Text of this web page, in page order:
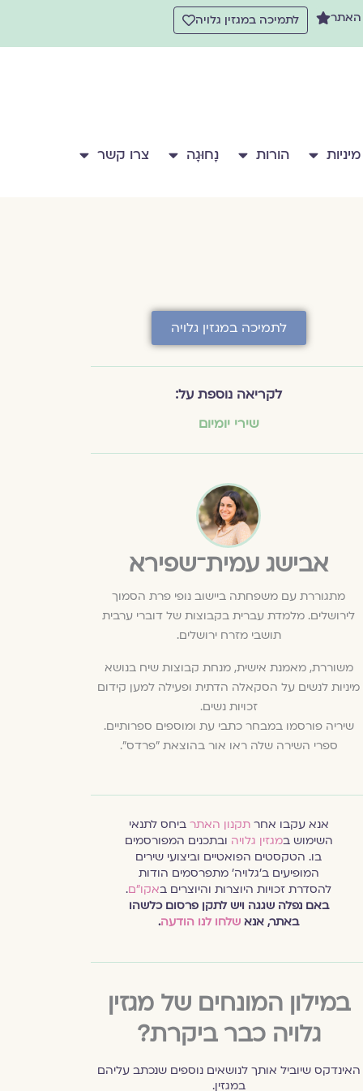
האתר לתמיכה במגזין גלויה
מיניות הורות נָחוּגָה צרו קשר
לתמיכה במגזין גלויה
לקריאה נוספת על:
שירי יומיום
אבישג עמית־שפירא
מתגוררת עם משפחתה ביישוב נופי פרת הסמוך
לירושלים. מלמדת עברית בקבוצות של דוברי ערבית
תושבי מזרח ירושלים.
משוררת, מאמנת אישית, מנחת קבוצות שיח בנושא
מיניות לנשים על הסקאלה הדתית ופעילה למען קידום
זכויות נשים.
שיריה פורסמו במבחר כתבי עת ומוספים ספרותיים.
ספרי השירה שלה ראו אור בהוצאת "פרדס".
אנא עקבו אחרתקנון האתר ביחס לתנאי
השימוש במגזין גלויה ובתכנים המפורסמים
בו. הטקסטים הפואטיים וביצועי שירים
המופיעים ב׳גלויה׳ מתפרסמים הודות
להסדרת זכויות היוצרות והיוצרים באקו״ם.
באם נפלה שגגה ויש לתקן פרסום כלשהו
באתר, אנא שלחו לנו הודעה.
במילון המונחים של מגזין
גלויה כבר ביקרת?
האינדקס שיוביל אותך לנושאים נוספים שנכתב עליהם
במגזין.